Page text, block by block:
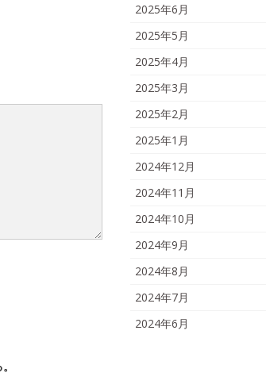
2025年6月
2025年5月
2025年4月
2025年3月
2025年2月
2025年1月
2024年12月
2024年11月
2024年10月
2024年9月
2024年8月
2024年7月
2024年6月